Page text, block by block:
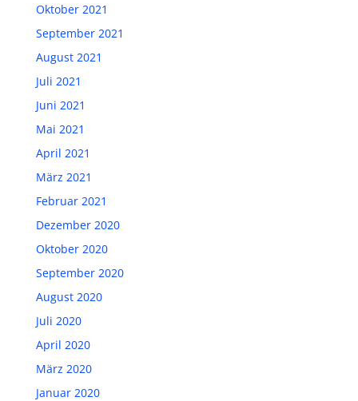
Oktober 2021
September 2021
August 2021
Juli 2021
Juni 2021
Mai 2021
April 2021
März 2021
Februar 2021
Dezember 2020
Oktober 2020
September 2020
August 2020
Juli 2020
April 2020
März 2020
Januar 2020